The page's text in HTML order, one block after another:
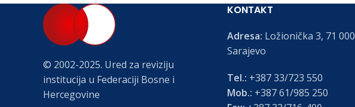
© 2002-2025. Ured za reviziju
institucija u Federaciji Bosne i
Hercegovine
KONTAKT
Adresa: Ložionička 3, 71 000
Sarajevo
Tel.: +387 33/723 550
Mob.: +387 61/985 250